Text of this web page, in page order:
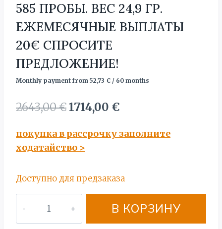
585 ПРОБЫ. BЕС 24,9 ГР.
ЕЖЕМЕСЯЧНЫЕ ВЫПЛАТЫ
20€ СПРОСИТЕ
ПРЕДЛОЖЕНИЕ!
Monthly payment from 52,73 € / 60 months
2643,00€Первоначальная
составляла
1714,00 €
1714,00 €.
покупка в рассрочку заполните
ходатайство >
Доступно для предзаказа
товара
В КОРЗИНУ